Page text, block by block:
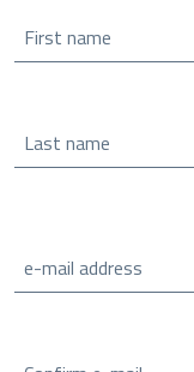
First name
Last name
e-mail address